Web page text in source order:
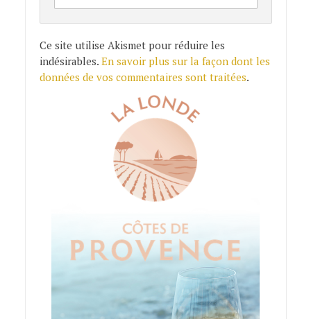
Ce site utilise Akismet pour réduire les
indésirables. En savoir plus sur la façon dont les
données de vos commentaires sont traitées.